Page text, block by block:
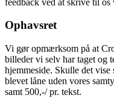
Ophavsret
Vi gør opmærksom på at
billeder vi selv har taget og
hjemmeside. Skulle det
blevet låne uden vores
samt 500,-/ pr. tekst.